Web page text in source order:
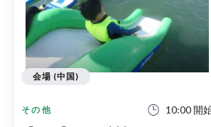
その他 10:00 開
会場 (中国)